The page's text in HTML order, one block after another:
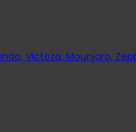
Victoza, Mounjaro,